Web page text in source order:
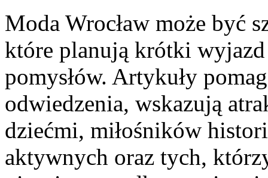
Moda Wrocław może być
które planują krótki
pomysłów. Artykuły
odwiedzenia, wskazują
dziećmi, miłośników
aktywnych oraz tych,